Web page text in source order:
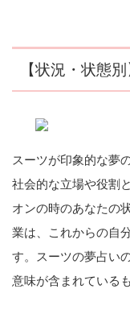
【状況・状態
スーツが印象的な夢
社会的な立場や役割
オンの時のあなたの
業は、これからの自
す。スーツの夢占い
意味が含まれている